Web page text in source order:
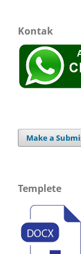
Kontak
Make a
Templete